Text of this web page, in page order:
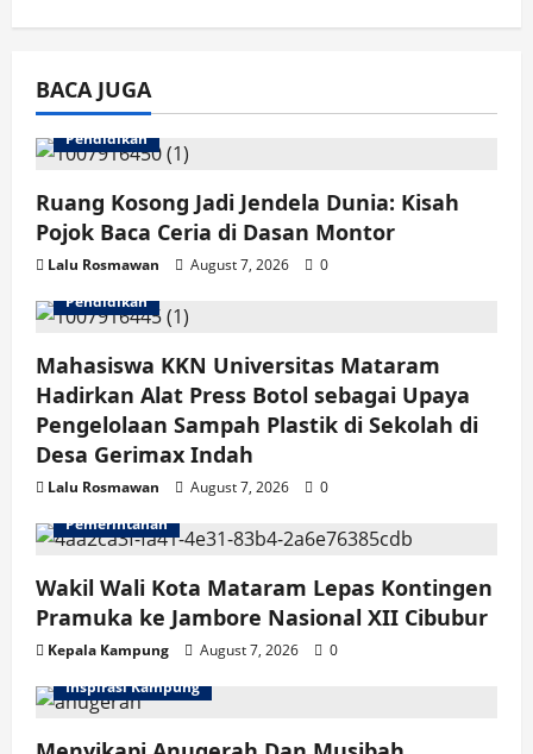
Balap
Sirkuit
Mandalika
BACA JUGA
Pendidikan
Ruang Kosong Jadi Jendela Dunia: Kisah
Pojok Baca Ceria di Dasan Montor
Lalu Rosmawan August 7, 2026
0
Pendidikan
Mahasiswa KKN Universitas Mataram
Hadirkan Alat Press Botol sebagai Upaya
Pengelolaan Sampah Plastik di Sekolah di
Desa Gerimax Indah
Lalu Rosmawan August 7, 2026
0
Pemerintahan
Wakil Wali Kota Mataram Lepas Kontingen
Pramuka ke Jambore Nasional XII Cibubur
Kepala Kampung August 7, 2026
0
Inspirasi Kampung